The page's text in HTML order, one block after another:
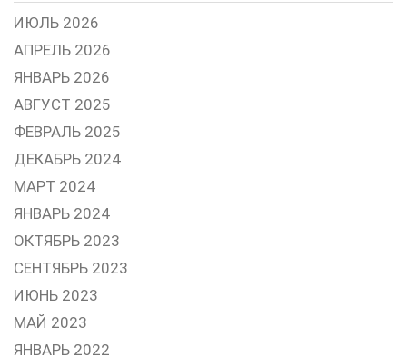
ИЮЛЬ 2026
АПРЕЛЬ 2026
ЯНВАРЬ 2026
АВГУСТ 2025
ФЕВРАЛЬ 2025
ДЕКАБРЬ 2024
МАРТ 2024
ЯНВАРЬ 2024
ОКТЯБРЬ 2023
СЕНТЯБРЬ 2023
ИЮНЬ 2023
МАЙ 2023
ЯНВАРЬ 2022